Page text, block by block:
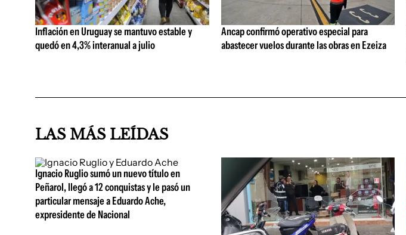
Inflación en Uruguay se mantuvo estable y
quedó en 4,3% interanual a julio
Ancap confirmó operativo especial para
abastecer vuelos durante las obras en Ezeiza
LAS MÁS LEÍDAS
Ignacio Ruglio sumó un nuevo título en
Peñarol, llegó a 12 conquistas y le pasó un
particular mensaje a Eduardo Ache,
expresidente de Nacional